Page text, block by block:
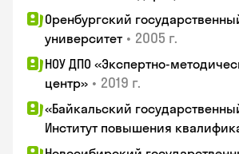
Оренбургский
университет • 2005 г.
НОУ ДПО «Экспертно-
центр» • 2019 г.
«Байкальский
Институт повышения